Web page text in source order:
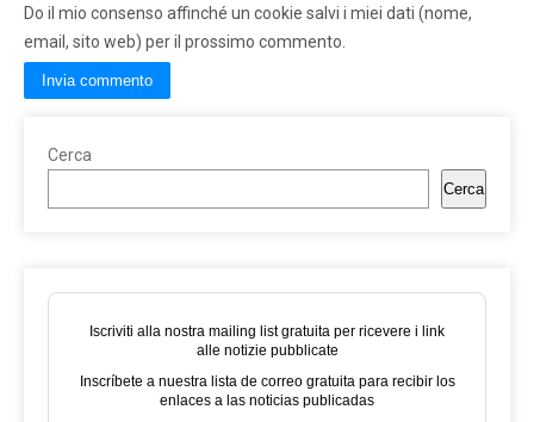
Do il mio consenso affinché un cookie salvi i miei dati (nome,
email, sito web) per il prossimo commento.
Cerca
Cerca
Iscriviti alla nostra mailing list gratuita per ricevere i link
alle notizie pubblicate
Inscríbete a nuestra lista de correo gratuita para recibir los
enlaces a las noticias publicadas